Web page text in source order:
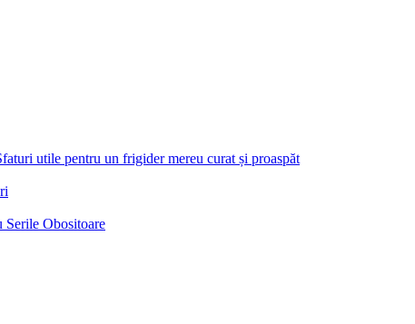
utile pentru un frigider mereu curat și proaspăt
Serile Obositoare